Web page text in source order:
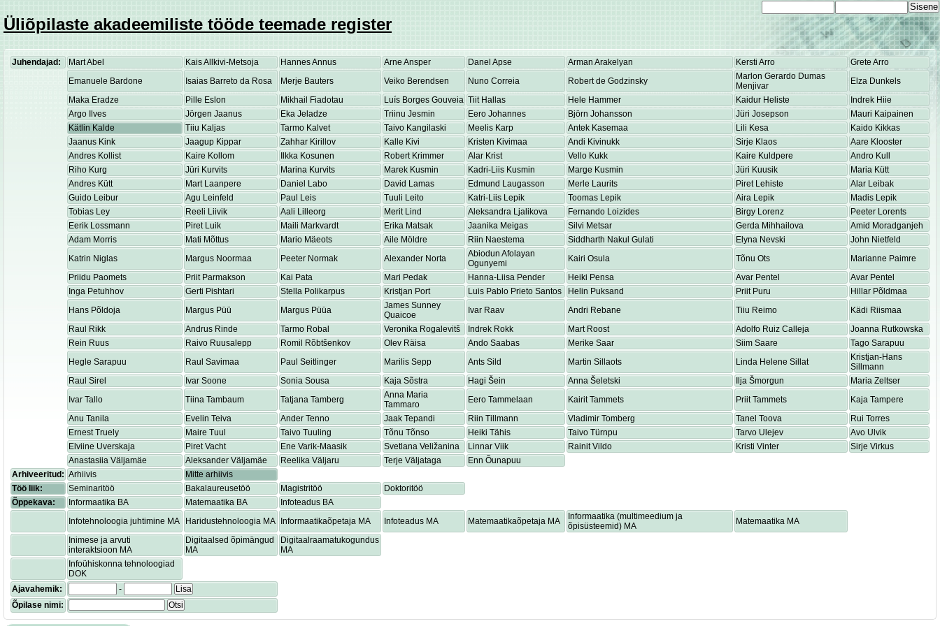
Üliõpilaste akadeemiliste tööde teemade register
Juhendajad: Mart Abel Kais Allkivi-Metsoja Hannes Annus Arne Ansper Danel Apse Arman Arakelyan Kersti Arro
Grete Arro
Emanuele Bardone
Isaias Barreto da Rosa Merje Bauters Veiko Berendsen Nuno Correia Robert de Godzinsky
Marlon Gerardo Dumas
Menjivar
Elza Dunkels
Maka Eradze
Pille Eslon Mikhail Fiadotau Luís Borges Gouveia Tiit Hallas Hele Hammer Kaidur Heliste
Indrek Hiie
Argo Ilves
Jörgen Jaanus Eka Jeladze Triinu Jesmin Eero Johannes Björn Johansson Jüri Josepson
Mauri Kaipainen
Kätlin Kalde
Tiiu Kaljas Tarmo Kalvet Taivo Kangilaski Meelis Karp Antek Kasemaa Lili Kesa
Kaido Kikkas
Jaanus Kink
Jaagup Kippar Zahhar Kirillov Kalle Kivi Kristen Kivimaa Andi Kivinukk Sirje Klaos
Aare Klooster
Andres Kollist
Kaire Kollom Ilkka Kosunen Robert Krimmer Alar Krist Vello Kukk Kaire Kuldpere
Andro Kull
Riho Kurg
Jüri Kurvits Marina Kurvits Marek Kusmin Kadri-Liis Kusmin Marge Kusmin Jüri Kuusik
Maria Kütt
Andres Kütt
Mart Laanpere Daniel Labo David Lamas Edmund Laugasson Merle Laurits Piret Lehiste
Alar Leibak
Guido Leibur
Agu Leinfeld Paul Leis Tuuli Leito Katri-Liis Lepik Toomas Lepik Aira Lepik
Madis Lepik
Tobias Ley
Reeli Liivik Aali Lilleorg Merit Lind Aleksandra Ljalikova Fernando Loizides Birgy Lorenz
Peeter Lorents
Eerik Lossmann
Piret Luik Maili Markvardt Erika Matsak Jaanika Meigas Silvi Metsar Gerda Mihhailova
Amid Moradganjeh
Adam Morris
Mati Mõttus Mario Mäeots Aile Möldre Riin Naestema Siddharth Nakul Gulati Elyna Nevski
John Nietfeld
Katrin Niglas
Margus Noormaa Peeter Normak Alexander Norta
Abiodun Afolayan
Ogunyemi
Kairi Osula Tõnu Ots
Marianne Paimre
Priidu Paomets
Priit Parmakson Kai Pata Mari Pedak Hanna-Liisa Pender Heiki Pensa Avar Pentel
Avar Pentel
Inga Petuhhov
Gerti Pishtari Stella Polikarpus Kristjan Port Luis Pablo Prieto Santos Helin Puksand Priit Puru
Hillar Põldmaa
Hans Põldoja
Margus Püü Margus Püüa
James Sunney
Quaicoe
Ivar Raav Andri Rebane Tiiu Reimo
Kädi Riismaa
Raul Rikk
Andrus Rinde Tarmo Robal Veronika Rogalevitš Indrek Rokk Mart Roost Adolfo Ruiz Calleja
Joanna Rutkowska
Rein Ruus
Raivo Ruusalepp Romil Rõbtšenkov Olev Räisa Ando Saabas Merike Saar Siim Saare
Tago Sarapuu
Hegle Sarapuu
Raul Savimaa Paul Seitlinger Marilis Sepp Ants Sild Martin Sillaots Linda Helene Sillat
Kristjan-Hans
Sillmann
Raul Sirel
Ivar Soone Sonia Sousa Kaja Sõstra Hagi Šein Anna Šeletski Ilja Šmorgun
Maria Zeltser
Ivar Tallo
Tiina Tambaum Tatjana Tamberg
Anna Maria
Tammaro
Eero Tammelaan Kairit Tammets Priit Tammets
Kaja Tampere
Anu Tanila
Evelin Teiva Ander Tenno Jaak Tepandi Riin Tillmann Vladimir Tomberg Tanel Toova
Rui Torres
Ernest Truely
Maire Tuul Taivo Tuuling Tõnu Tõnso Heiki Tähis Taivo Türnpu Tarvo Ulejev
Avo Ulvik
Elviine Uverskaja
Piret Vacht Ene Varik-Maasik Svetlana Veližanina Linnar Viik Rainit Vildo Kristi Vinter
Sirje Virkus
Anastasiia Väljamäe
Aleksander Väljamäe Reelika Väljaru Terje Väljataga
Enn Õunapuu
Arhiveeritud: Arhiivis
Mitte arhiivis
Töö liik:
Seminaritöö Bakalaureusetöö Magistritöö
Doktoritöö
Õppekava:
Informaatika BA Matemaatika BA
Infoteadus BA
Infotehnoloogia juhtimine MA
Haridustehnoloogia MA Informaatikaõpetaja MA Infoteadus MA Matemaatikaõpetaja MA
Informaatika (multimeedium ja
õpisüsteemid) MA
Matemaatika MA
Inimese ja arvuti
interaktsioon MA
Digitaalsed õpimängud
MA
Digitaalraamatukogundus
MA
Infoühiskonna tehnoloogiad
DOK
Ajavahemik:
-
Lisa
Õpilase nimi:
Otsi